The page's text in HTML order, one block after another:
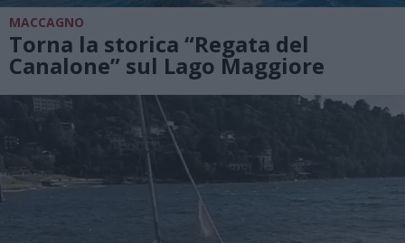
MACCAGNO
Torna la storica “Regata del
Canalone” sul Lago Maggiore